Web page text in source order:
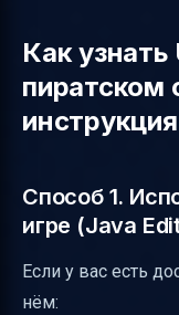
Как узнать
пиратском
инструкция
Способ 1.
игре (Java
Если у вас есть
нём: